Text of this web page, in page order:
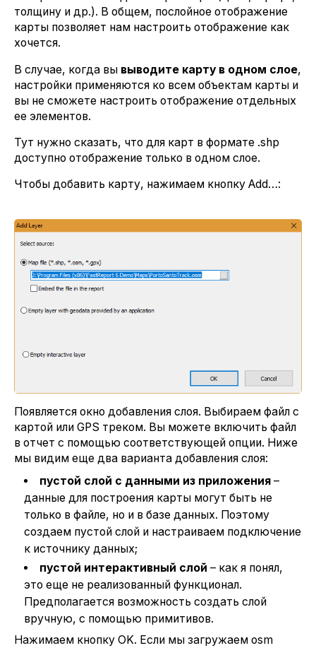
толщину и др.). В общем, послойное отображение
карты позволяет нам настроить отображение как
хочется.
В случае, когда вы выводите карту в одном слое,
настройки применяются ко всем объектам карты и
вы не сможете настроить отображение отдельных
ее элементов.
Тут нужно сказать, что для карт в формате .shp
доступно отображение только в одном слое.
Чтобы добавить карту, нажимаем кнопку Add…:
Появляется окно добавления слоя. Выбираем файл с
картой или GPS треком. Вы можете включить файл
в отчет с помощью соответствующей опции. Ниже
мы видим еще два варианта добавления слоя:
пустой слой с данными из приложения–
данные для построения карты могут быть не
только в файле, но и в базе данных. Поэтому
создаем пустой слой и настраиваем подключение
к источнику данных;
пустой интерактивный слой – как я понял,
это еще не реализованный функционал.
Предполагается возможность создать слой
вручную, с помощью примитивов.
Нажимаем кнопку OK. Если мы загружаем osm